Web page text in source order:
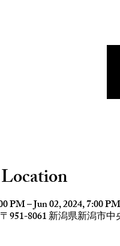
PM – Jun 02, 2024, 7:00 PM
951-8061 新潟県新潟市